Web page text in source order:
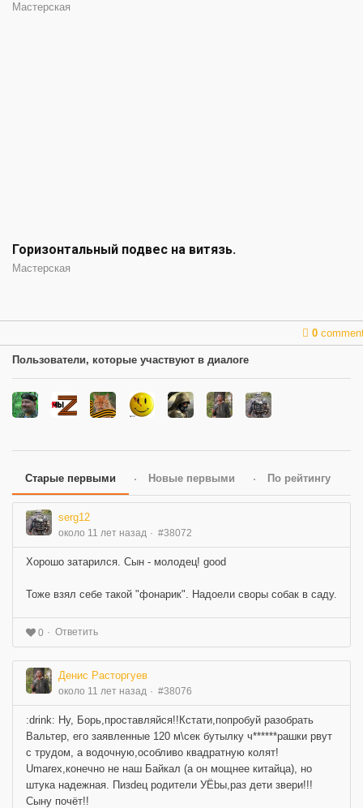
Мастерская
Горизонтальный подвес на витязь.
Мастерская
0
Пользователи, которые участвуют в диалоге
Старые первыми Новые первыми По рейтингу
serg12
около 11 лет назад #38072
Хорошо затарился. Сын - молодец! good
Тоже взял себе такой "фонарик". Надоели своры собак в саду.
0 Ответить
Денис Расторгуев
около 11 лет назад #38076
:drink: Ну, Борь,проставляйся!!Кстати,попробуй разобрать
Вальтер, его заявленные 120 м\сек бутылку ч******рашки рвут
с трудом, а водочную,особливо квадратную колят!
Umarex,конечно не наш Байкал (а он мощнее китайца), но
штука надежная. Пизdeц родители УЁbы,раз дети звери!!!
Сыну почёт!!